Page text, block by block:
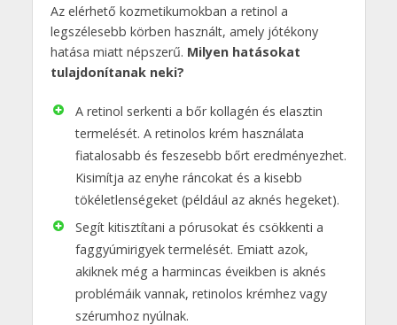
Az elérhető kozmetikumokban a retinol a
legszélesebb körben használt, amely jótékony
hatása miatt népszerű. Milyen hatásokat
tulajdonítanak neki?
A retinol serkenti a bőr kollagén és elasztin
termelését. A retinolos krém használata
fiatalosabb és feszesebb bőrt eredményezhet.
Kisimítja az enyhe ráncokat és a kisebb
tökéletlenségeket (például az aknés hegeket).
Segít kitisztítani a pórusokat és csökkenti a
faggyúmirigyek termelését. Emiatt azok,
akiknek még a harmincas éveikben is aknés
problémáik vannak, retinolos krémhez vagy
szérumhoz nyúlnak.